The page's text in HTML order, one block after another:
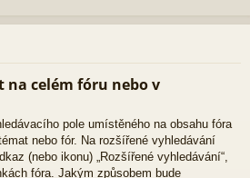
na celém fóru nebo v
pole umístěného na obsahu fóra
nebo fór. Na rozšířené vyhledávání
(nebo ikonu) „Rozšířené vyhledávání“,
fóra. Jakým způsobem bude